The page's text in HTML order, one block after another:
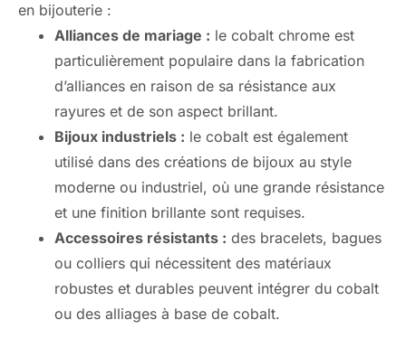
en bijouterie :
Alliances de mariage : le cobalt chrome est
particulièrement populaire dans la fabrication
d’alliances en raison de sa résistance aux
rayures et de son aspect brillant.
Bijoux industriels : le cobalt est également
utilisé dans des créations de bijoux au style
moderne ou industriel, où une grande résistance
et une finition brillante sont requises.
Accessoires résistants : des bracelets, bagues
ou colliers qui nécessitent des matériaux
robustes et durables peuvent intégrer du cobalt
ou des alliages à base de cobalt.